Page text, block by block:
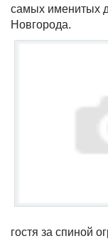
самых именитых
Новгорода.
гостя за спиной